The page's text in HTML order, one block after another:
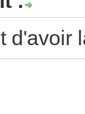
d'avoir